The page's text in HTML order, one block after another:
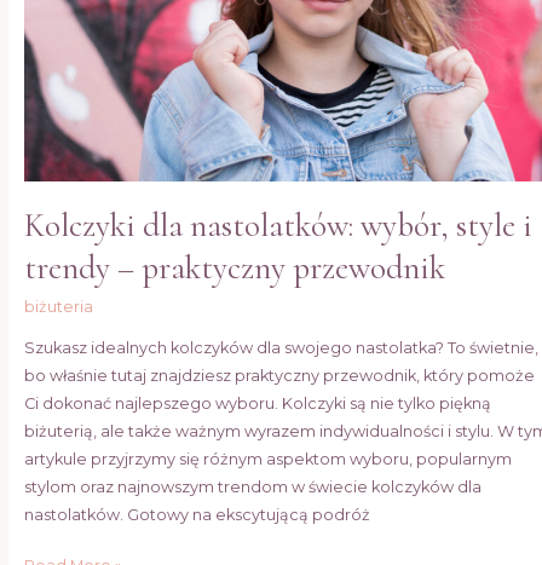
Kolczyki dla nastolatków: wybór, style i
trendy – praktyczny przewodnik
biżuteria
Szukasz idealnych kolczyków dla swojego nastolatka? To świetnie,
bo właśnie tutaj znajdziesz praktyczny przewodnik, który pomoże
Ci dokonać najlepszego wyboru. Kolczyki są nie tylko piękną
biżuterią, ale także ważnym wyrazem indywidualności i stylu. W
artykule przyjrzymy się różnym aspektom wyboru, popularnym
stylom oraz najnowszym trendom w świecie kolczyków dla
nastolatków. Gotowy na ekscytującą podróż
trendy
–
praktyczny
przewodnik